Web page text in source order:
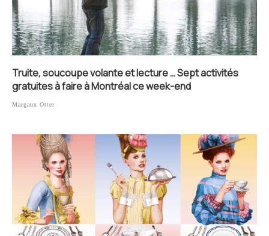
Truite, soucoupe volante et lecture … Sept activités
gratuites à faire à Montréal ce week-end
Margaux Otter